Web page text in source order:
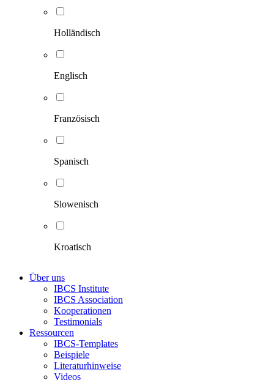
Holländisch
Englisch
Französisch
Spanisch
Slowenisch
Kroatisch
Über uns
IBCS Institute
IBCS Association
Kooperationen
Testimonials
Ressourcen
IBCS-Templates
Beispiele
Literaturhinweise
Videos